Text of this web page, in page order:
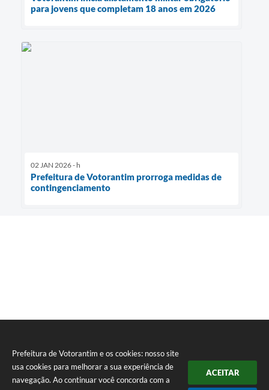
Prefeitura de Votorantim e os cookies: nosso site
usa cookies para melhorar a sua experiência de
navegação. Ao continuar você concorda com a
ACEITAR
para jovens que completam 18 anos em 2026
02 JAN 2026 - h
Prefeitura de Votorantim prorroga medidas de
contingenciamento